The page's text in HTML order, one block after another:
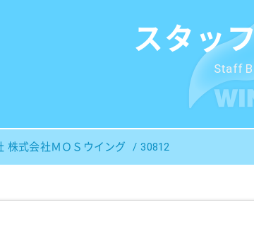
スタッ
Staff
株式会社ＭＯＳウイング 30812